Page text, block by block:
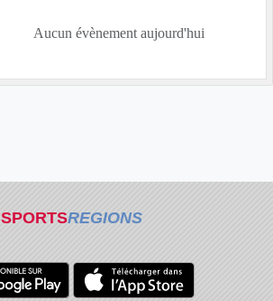
Aucun évènement aujourd'hui
SPORTSREGIONS